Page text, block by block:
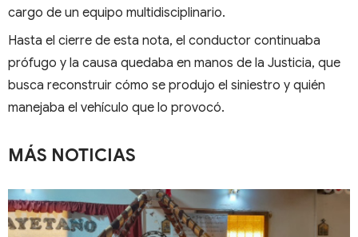
cargo de un equipo multidisciplinario.
Hasta el cierre de esta nota, el conductor continuaba
prófugo y la causa quedaba en manos de la Justicia, que
busca reconstruir cómo se produjo el siniestro y quién
manejaba el vehículo que lo provocó.
MÁS NOTICIAS